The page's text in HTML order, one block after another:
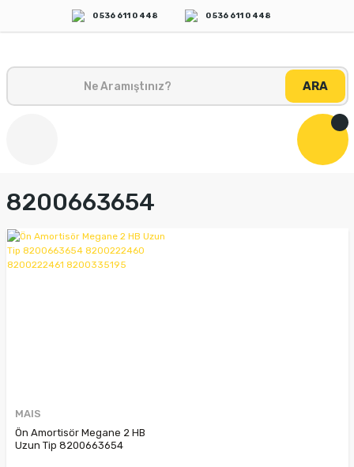
0 536 611 0 448 0 536 611 0 448
ARA
8200663654
MAIS
Ön Amortisör Megane 2 HB
Uzun Tip 8200663654